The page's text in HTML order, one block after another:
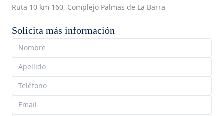
Ruta 10 km 160, Complejo Palmas de La Barra
Solicita más información